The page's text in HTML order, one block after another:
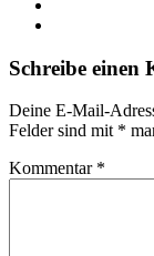
Schreibe einen
Deine E-Mail-
Felder sind mit *
Kommentar *